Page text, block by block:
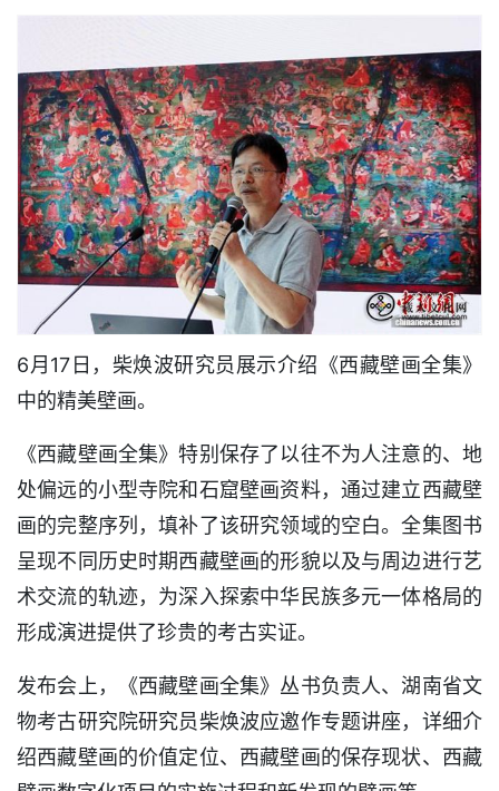
6月17日，柴焕波研究员展示介绍《西藏壁画全集》
中的精美壁画。
《西藏壁画全集》特别保存了以往不为人注意的、地
处偏远的小型寺院和石窟壁画资料，通过建立西藏壁
画的完整序列，填补了该研究领域的空白。全集图书
呈现不同历史时期西藏壁画的形貌以及与周边进行艺
术交流的轨迹，为深入探索中华民族多元一体格局的
形成演进提供了珍贵的考古实证。
发布会上，《西藏壁画全集》丛书负责人、湖南省文
物考古研究院研究员柴焕波应邀作专题讲座，详细介
绍西藏壁画的价值定位、西藏壁画的保存现状、西藏